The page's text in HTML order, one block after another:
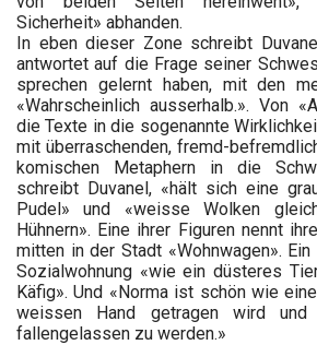
Sicherheit» abhanden.
In eben dieser Zone schreibt
antwortet auf die Frage seiner
sprechen gelernt haben, mit den
«Wahrscheinlich ausserhalb.». Von
die Texte in die sogenannte
mit überraschenden, fremd-
komischen Metaphern in die
schreibt Duvanel, «hält sich eine
Pudel» und «weisse Wolken
Hühnern». Eine ihrer Figuren nennt
mitten in der Stadt «Wohnwagen».
Sozialwohnung «wie ein düsteres
Käfig». Und «Norma ist schön wie
weissen Hand getragen wird
fallengelassen zu werden.»